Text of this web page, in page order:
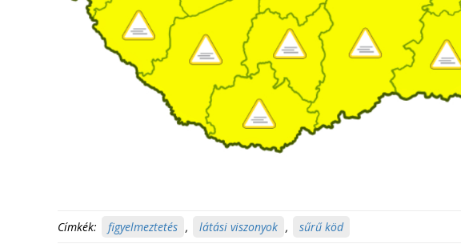
Címkék: figyelmeztetés , látási viszonyok , sűrű köd